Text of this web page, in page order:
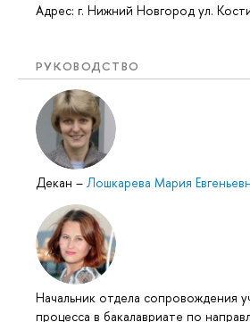
Адрес: г. Нижний Новгород ул.
РУКОВОДСТВО
Декан – Лошкарева Мария
Начальник отдела сопровождения
процесса в бакалавриате по